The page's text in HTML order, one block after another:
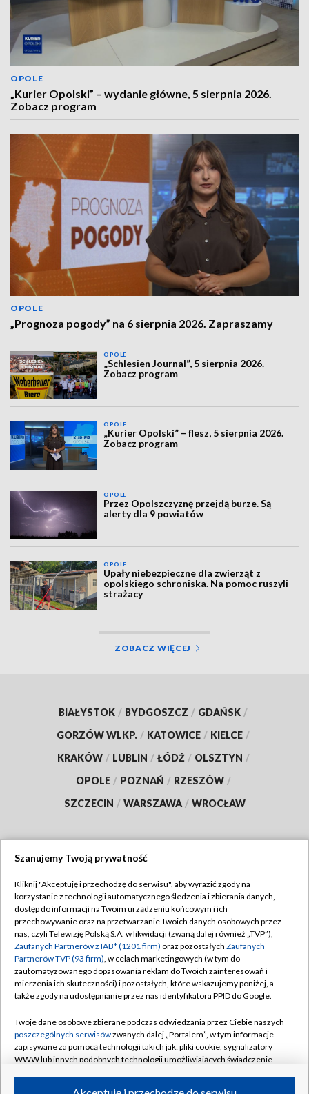
OPOLE
„Kurier Opolski” – wydanie główne, 5 sierpnia 2026.
Zobacz program
OPOLE
„Prognoza pogody” na 6 sierpnia 2026. Zapraszamy
OPOLE
„Schlesien Journal”, 5 sierpnia 2026.
Zobacz program
OPOLE
„Kurier Opolski” – flesz, 5 sierpnia 2026.
Zobacz program
OPOLE
Przez Opolszczyznę przejdą burze. Są
alerty dla 9 powiatów
OPOLE
Upały niebezpieczne dla zwierząt z
opolskiego schroniska. Na pomoc ruszyli
strażacy
ZOBACZ WIĘCEJ
BIAŁYSTOK / BYDGOSZCZ / GDAŃSK /
GORZÓW WLKP. / KATOWICE / KIELCE /
KRAKÓW / LUBLIN / ŁÓDŹ / OLSZTYN /
OPOLE / POZNAŃ / RZESZÓW /
SZCZECIN / WARSZAWA / WROCŁAW
TVP
Abonament TVP
Emisja w TVP
Centrum informacji TVP
Naziemna Telewizja Cyfrowa
Rada Programowa
System NOS
Informacje o nadawcy
Regulamin TVP
Polityka prywatności
Moje zgody
Pomoc
Kontakt
Kanały
Szanujemy Twoją prywatność
Kliknij "Akceptuję i przechodzę do serwisu", aby wyrazić zgody na
korzystanie z technologii automatycznego śledzenia i zbierania danych,
dostęp do informacji na Twoim urządzeniu końcowym i ich
przechowywanie oraz na przetwarzanie Twoich danych osobowych przez
nas, czyli Telewizję Polską S.A. w likwidacji (zwaną dalej również „TVP”),
Zaufanych Partnerów z IAB* (1201 firm) oraz pozostałych Zaufanych
Partnerów TVP (93 firm), w celach marketingowych (w tym do
zautomatyzowanego dopasowania reklam do Twoich zainteresowań i
mierzenia ich skuteczności) i pozostałych, które wskazujemy poniżej, a
także zgody na udostępnianie przez nas identyfikatora PPID do Google.
Twoje dane osobowe zbierane podczas odwiedzania przez Ciebie naszych
poszczególnych serwisówzwanych dalej „Portalem”, w tym informacje
zapisywane za pomocą technologii takich jak: pliki cookie, sygnalizatory
WWW lub innych podobnych technologii umożliwiających świadczenie